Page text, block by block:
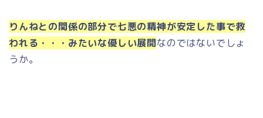
りんねとの関係の部分で七悪の精神が安定した事で救
われる・・・みたいな優しい展開なのではないでしょ
うか。